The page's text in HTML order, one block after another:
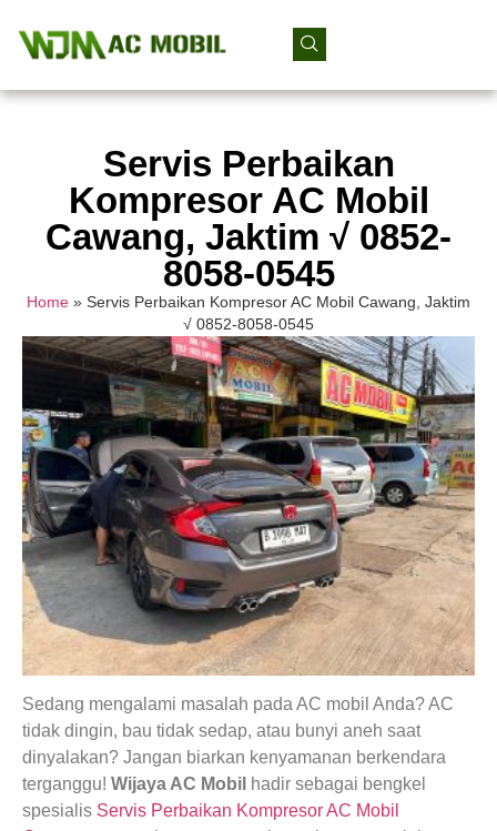
Servis Perbaikan
Kompresor AC Mobil
Cawang, Jaktim √ 0852-
8058-0545
Home » Servis Perbaikan Kompresor AC Mobil Cawang, Jaktim
√ 0852-8058-0545
Sedang mengalami masalah pada AC mobil Anda? AC
tidak dingin, bau tidak sedap, atau bunyi aneh saat
dinyalakan? Jangan biarkan kenyamanan berkendara
terganggu! Wijaya AC Mobil hadir sebagai bengkel
spesialis Servis Perbaikan Kompresor AC Mobil